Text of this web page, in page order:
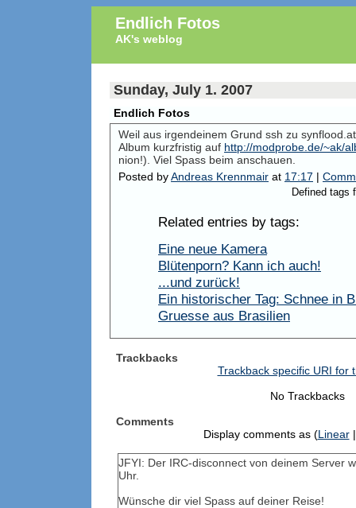
Endlich Fotos
AK's weblog
Sunday, July 1. 2007
Endlich Fotos
Weil aus irgendeinem Grund ssh zu
Album kurzfristig auf http://modprobe.de/~ak/
nion!). Viel Spass beim anschauen.
Posted byAndreas Krennmair at 17:17 |
Defined tags
Related entries by tags:
Eine neue Kamera
Blütenporn? Kann ich auch!
...und zurück!
Ein historischer Tag: Schnee in
Gruesse aus Brasilien
Trackbacks
Trackback specific URI for
No Trackbacks
Comments
Display comments as (Linear|
JFYI: Der IRC-disconnect von deinem Server
Uhr.
Wünsche dir viel Spass auf deiner Reise!